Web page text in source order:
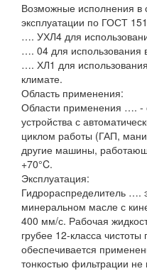
Возможные исполнения в
эксплуатации по ГОСТ
…. УХЛ4 для
…. 04 для использования
…. ХЛ1 для
климате.
Область применения:
Области применения …. -
устройства с
циклом работы (ГАП,
другие машины,
+70°C.
Эксплуатация:
Гидрораспределитель ….
минеральном масле с
400 мм/с. Рабочая
грубее 12-класса
обеспечивается
тонкостью фильтрации не